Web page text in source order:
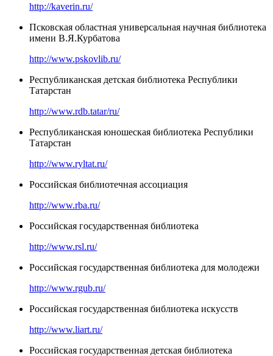
http://kaverin.ru/
Псковская областная универсальная научная библиотека
имени В.Я.Курбатова
http://www.pskovlib.ru/
Республиканская детская библиотека Республики
Татарстан
http://www.rdb.tatar/ru/
Республиканская юношеская библиотека Республики
Татарстан
http://www.ryltat.ru/
Российская библиотечная ассоциация
http://www.rba.ru/
Российская государственная библиотека
http://www.rsl.ru/
Российская государственная библиотека для молодежи
http://www.rgub.ru/
Российская государственная библиотека искусств
http://www.liart.ru/
Российская государственная детская библиотека